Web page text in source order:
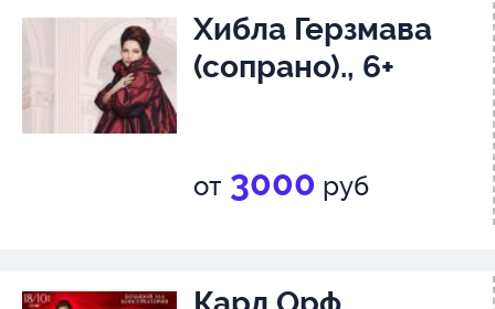
Хибла Герзмава
(сопрано)., 6+
от 3000 руб